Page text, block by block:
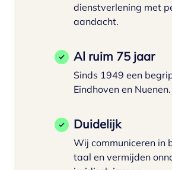
dienstverlening met
aandacht.
Al ruim 75 jaar
Sinds 1949 een
Eindhoven en Nuenen.
Duidelijk
Wij communiceren in
taal en vermijden